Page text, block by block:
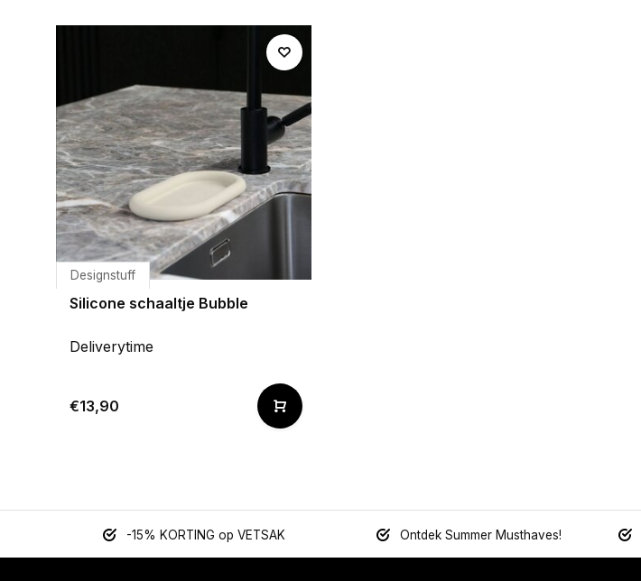
Designstuff
Silicone schaaltje Bubble
Deliverytime
€13,90
-15% KORTING op VETSAK Ontdek Summer Musthaves!